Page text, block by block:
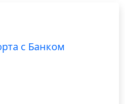
с Банком